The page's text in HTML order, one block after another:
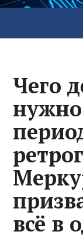
Чего
нужно
всё в